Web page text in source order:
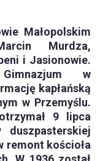
Małopolskim
Murdza,
i Jasionowie.
w
kapłańską
w Przemyślu.
9 lipca
remont kościoła